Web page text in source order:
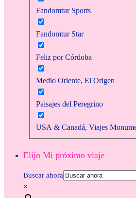
Fandomtur Sports
Fandomtur Star
Feliz por Córdoba
Medio Oriente, El Origen
Paisajes del Peregrino
USA & Canadá, Viajes
Elijo Mi próximo viaje
Buscar ahora
×